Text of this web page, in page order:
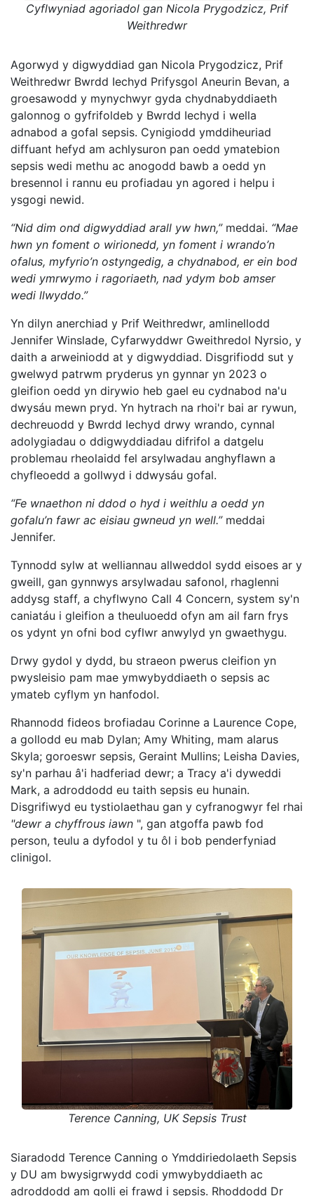
Cyflwyniad agoriadol gan Nicola Prygodzicz, Prif
Weithredwr
Agorwyd y digwyddiad gan Nicola Prygodzicz, Prif
Weithredwr Bwrdd Iechyd Prifysgol Aneurin Bevan, a
groesawodd y mynychwyr gyda chydnabyddiaeth
galonnog o gyfrifoldeb y Bwrdd Iechyd i wella
adnabod a gofal sepsis. Cynigiodd ymddiheuriad
diffuant hefyd am achlysuron pan oedd ymatebion
sepsis wedi methu ac anogodd bawb a oedd yn
bresennol i rannu eu profiadau yn agored i helpu i
ysgogi newid.
“Nid dim ond digwyddiad arall yw hwn,”meddai. “Mae
hwn yn foment o wirionedd, yn foment i wrando’n
ofalus, myfyrio’n ostyngedig, a chydnabod, er ein bod
wedi ymrwymo i ragoriaeth, nad ydym bob amser
wedi llwyddo.”
Yn dilyn anerchiad y Prif Weithredwr, amlinellodd
Jennifer Winslade, Cyfarwyddwr Gweithredol Nyrsio, y
daith a arweiniodd at y digwyddiad. Disgrifiodd sut y
gwelwyd patrwm pryderus yn gynnar yn 2023 o
gleifion oedd yn dirywio heb gael eu cydnabod na'u
dwysáu mewn pryd. Yn hytrach na rhoi'r bai ar rywun,
dechreuodd y Bwrdd Iechyd drwy wrando, cynnal
adolygiadau o ddigwyddiadau difrifol a datgelu
problemau rheolaidd fel arsylwadau anghyflawn a
chyfleoedd a gollwyd i ddwysáu gofal.
“Fe wnaethon ni ddod o hyd i weithlu a oedd yn
gofalu’n fawr ac eisiau gwneud yn well.”meddai
Jennifer.
Tynnodd sylw at welliannau allweddol sydd eisoes ar y
gweill, gan gynnwys arsylwadau safonol, rhaglenni
addysg staff, a chyflwyno Call 4 Concern, system sy'n
caniatáu i gleifion a theuluoedd ofyn am ail farn frys
os ydynt yn ofni bod cyflwr anwylyd yn gwaethygu.
Drwy gydol y dydd, bu straeon pwerus cleifion yn
pwysleisio pam mae ymwybyddiaeth o sepsis ac
ymateb cyflym yn hanfodol.
Rhannodd fideos brofiadau Corinne a Laurence Cope,
a gollodd eu mab Dylan; Amy Whiting, mam alarus
Skyla; goroeswr sepsis, Geraint Mullins; Leisha Davies,
sy'n parhau â'i hadferiad dewr; a Tracy a'i dyweddi
Mark, a adroddodd eu taith sepsis eu hunain.
Disgrifiwyd eu tystiolaethau gan y cyfranogwyr fel rhai
"dewr a chyffrous iawn ", gan atgoffa pawb fod
person, teulu a dyfodol y tu ôl i bob penderfyniad
clinigol.
Terence Canning, UK Sepsis Trust
Siaradodd Terence Canning o Ymddiriedolaeth Sepsis
y DU am bwysigrwydd codi ymwybyddiaeth ac
adroddodd am golli ei frawd i sepsis. Rhoddodd Dr